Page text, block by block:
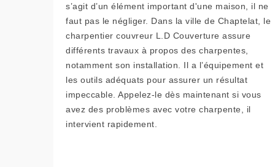
s’agit d’un élément important d'une maison, il ne
faut pas le négliger. Dans la ville de Chaptelat, le
charpentier couvreur L.D Couverture assure
différents travaux à propos des charpentes,
notamment son installation. Il a l’équipement et
les outils adéquats pour assurer un résultat
impeccable. Appelez-le dès maintenant si vous
avez des problèmes avec votre charpente, il
intervient rapidement.